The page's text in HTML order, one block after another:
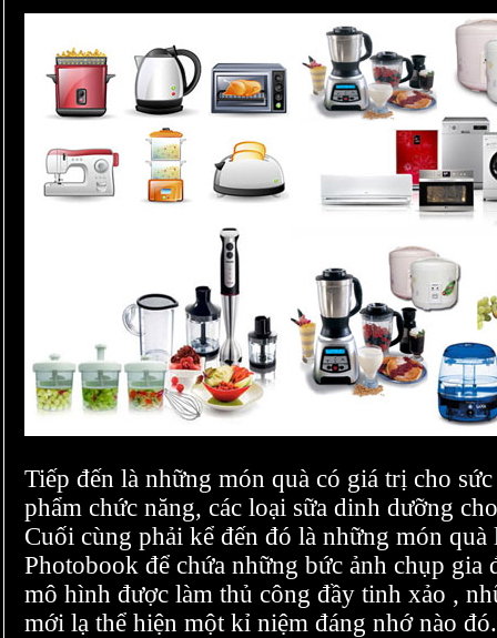
Tiếp đến là những món quà có giá trị cho
phẩm chức năng, các loại sữa dinh dưỡng
Cuối cùng phải kể đến đó là những món
Photobook để chứa những bức ảnh chụp
mô hình được làm thủ công đầy tinh xảo ,
mới lạ thể hiện một kỉ niệm đáng nhớ nào đó.